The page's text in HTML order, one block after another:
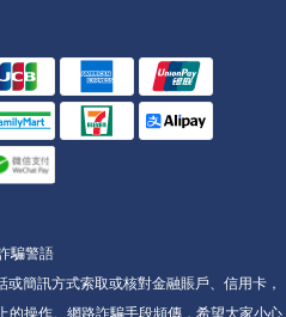
騙警語
簡訊方式索取或核對金融賬戶、信用卡，
的操作。網路詐騙手段頻傳，希望大家小心